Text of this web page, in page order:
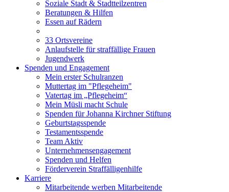
Soziale Stadt & Stadtteilzentren
Beratungen & Hilfen
Essen auf Rädern
33 Ortsvereine
Anlaufstelle für straffällige Frauen
Jugendwerk
Spenden und Engagement
Mein erster Schulranzen
Muttertag im "Pflegeheim"
Vatertag im „Pflegeheim“
Mein Müsli macht Schule
Spenden für Johanna Kirchner Stiftung
Geburtstagsspende
Testamentsspende
Team Aktiv
Unternehmensengagement
Spenden und Helfen
Förderverein Straffälligenhilfe
Karriere
Mitarbeitende werben Mitarbeitende